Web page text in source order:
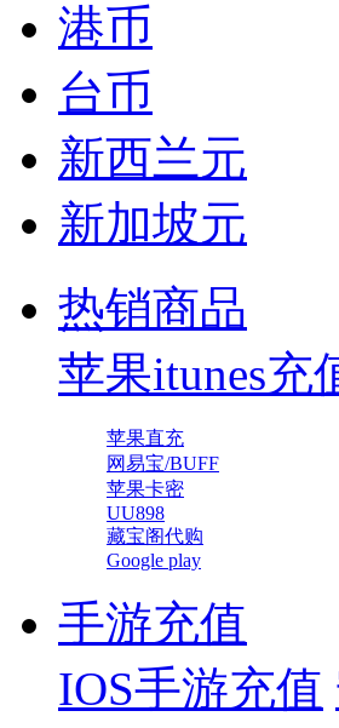
港币
台币
新西兰元
新加坡元
热销商品
苹果itunes充
苹果直充
网易宝/BUFF
苹果卡密
UU898
藏宝阁代购
Google play
手游充值
IOS手游充值